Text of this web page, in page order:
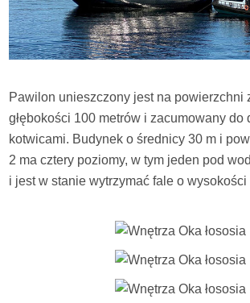
Pawilon unieszczony jest na powierzchni
głębokości 100 metrów i zacumowany do
kotwicami. Budynek o średnicy 30 m i
2 ma cztery poziomy, w tym jeden pod
i jest w stanie wytrzymać fale o wysokości